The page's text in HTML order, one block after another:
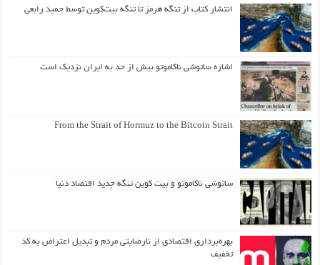
انتشار کتاب از تنگه هرمز تا تنگه بیت‌کوین توسط حمید رابعی
اشاره ساتوشی ناکاموتو بیش از حد به ایران نزدیک است
From the Strait of Hormuz to the Bitcoin Strait
ساتوشی ناکاموتو و بیت کوین تنگه جدید اقتصاد دنیا
بهره‌برداری اقتصادی از نارضایتی مردم و تبدیل اعتراض به کد
تخفیف